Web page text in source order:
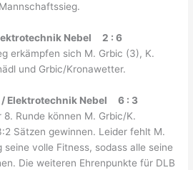
Nebel 2 : 6
erkämpfen sich M. Grbic (3), K.
und Grbic/Kronawetter.
/ Elektrotechnik Nebel 6 : 3
Runde können M. Grbic/K.
Sätzen gewinnen. Leider fehlt M.
seine volle Fitness, sodass alle seine
Die weiteren Ehrenpunkte für DLB